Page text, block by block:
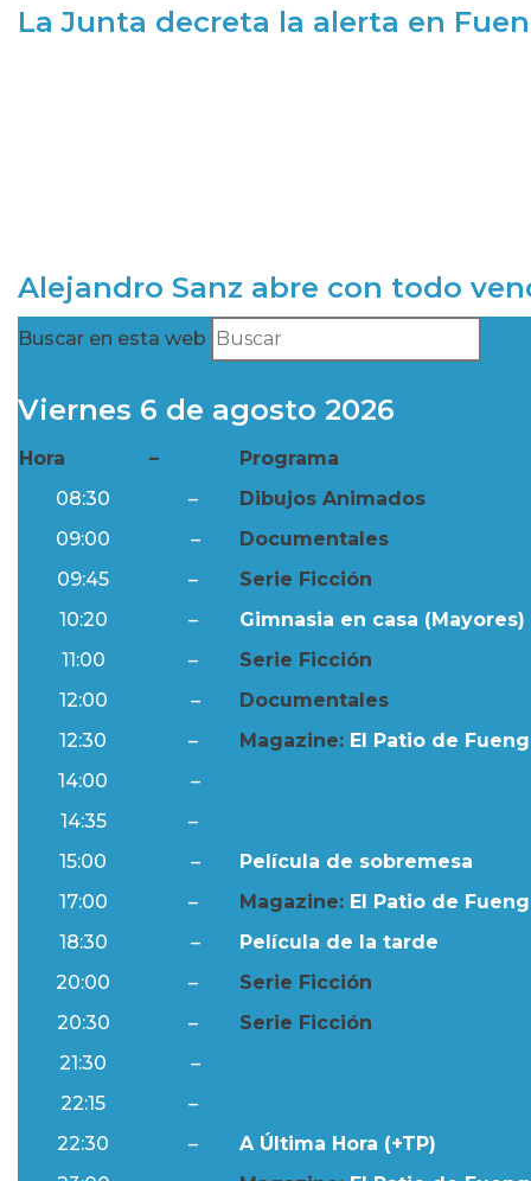
La Junta decreta la alerta en
Alejandro Sanz abre con todo
Buscar en esta web
Viernes 6 de agosto 2026
Hora –
Programa
08:30
–
Dibujos Animados
09:00
–
Documentales
09:45
–
Serie Ficción
10:20
–
Gimnasia en casa (Mayores)
11:00
–
Serie Ficción
12:00
–
Documentales
12:30
– Magazine: El Patio de
14:00
–
14:35
–
15:00
–
Película de sobremesa
17:00
– Magazine: El Patio de
18:30
–
Película de la tarde
20:00
–
Serie Ficción
20:30
–
Serie Ficción
21:30
–
22:15
–
22:30
–
A Última Hora (+TP)